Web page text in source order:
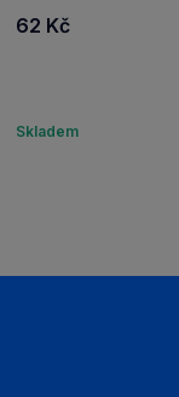
62 Kč
Skladem